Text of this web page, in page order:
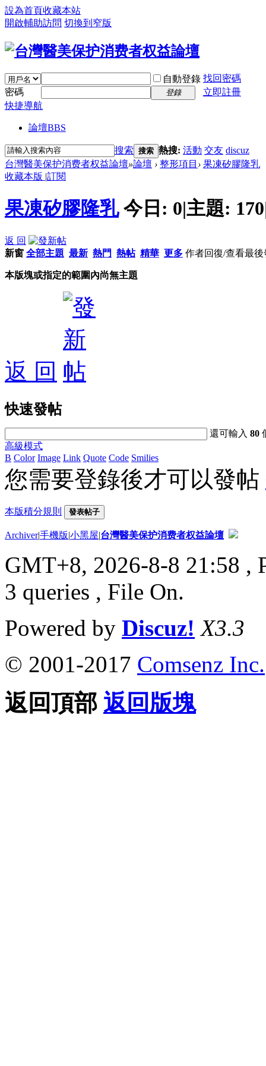
設為首頁收藏本站
開啟輔助訪問 切換到窄版
自動登錄 找回密碼
密碼
登錄
立即註冊
快捷導航
論壇BBS
搜索 搜索 熱搜: 活動 交友 discuz
台灣醫美保护消费者权益論壇»論壇 › 整形項目 › 果凍矽膠隆乳
收藏本版 |訂閱
果凍矽膠隆乳 今日: 0|主題: 170
返 回
新窗 全部主題 最新 熱門 熱帖 精華 更多 作者回復/查看最後
本版塊或指定的範圍內尚無主題
返 回
快速發帖
還可輸入80
高級模式
B Color Image Link Quote Code Smilies
您需要登錄後才可以發帖
本版積分規則 發表帖子
Archiver|手機版|小黑屋|台灣醫美保护消费者权益論壇
GMT+8, 2026-8-8 21:58 ,
3 queries , File On.
Powered by Discuz! X3.3
© 2001-2017 Comsenz Inc.
返回頂部 返回版塊